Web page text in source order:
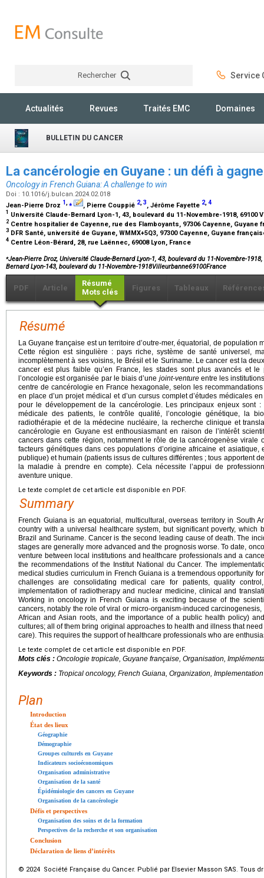
Rechercher Service
Actualités Revues Traités EMC Domaines
BULLETIN DU CANCER
La cancérologie en Guyane : un défi à
Oncology in French Guiana: A challenge to win
Doi : 10.1016/j.bulcan.2024.02.018
Jean-Pierre Droz 1,⁎ , Pierre Couppié 2,3, Jérôme Fayette 2,4
1 Université Claude-Bernard Lyon-1, 43, boulevard du 11-Novembre-1918, 69100
2 Centre hospitalier de Cayenne, rue des Flamboyants, 97306 Cayenne, Guyane
3 DFR Santé, université de Guyane, WMMX+5Q3, 97300 Cayenne, Guyane
4 Centre Léon-Bérard, 28, rue Laënnec, 69008 Lyon, France
⁎Jean-Pierre Droz, Université Claude-Bernard Lyon-1, 43, boulevard du 11-Novembre-
Bernard Lyon-143, boulevard du 11-Novembre-1918Villeurbanne69100France
PDF Article
Résumé
Mots clés
Figures Tableaux
Résumé
La Guyane française est un territoire d’outre-mer, équatorial, de population
Cette région est singulière : pays riche, système de santé universel,
incomplètement à ses voisins, le Brésil et le Suriname. Le cancer est la
cancer est plus faible qu’en France, les stades sont plus avancés et le
l’oncologie est organisée par le biais d’une joint-ventureentre les
centre de cancérologie en France hexagonale, selon les
en place d’un projet médical et d’un cursus complet d’études médicales
pour le développement de la cancérologie. Les principaux enjeux sont
médicale des patients, le contrôle qualité, l’oncologie génétique, la
radiothérapie et de la médecine nucléaire, la recherche clinique et
cancérologie en Guyane est enthousiasmant en raison de l’intérêt
cancers dans cette région, notamment le rôle de la cancérogenèse virale
facteurs génétiques dans ces populations d’origine africaine et asiatique,
publique) et humain (patients issus de cultures différentes ; tous apportent
la maladie à prendre en compte). Cela nécessite l’appui de
aventure unique.
Le texte complet de cet article est disponible en PDF.
Summary
French Guiana is an equatorial, multicultural, overseas territory in South
country with a universal healthcare system, but significant poverty, which
Brazil and Suriname. Cancer is the second leading cause of death. The
stages are generally more advanced and the prognosis worse. To date,
venture between local institutions and healthcare professionals and a
the recommendations of the Institut National du Cancer. The
medical studies curriculum in French Guiana is a tremendous opportunity
challenges are consolidating medical care for patients, quality
implementation of radiotherapy and nuclear medicine, clinical and
Working in oncology in French Guiana is exciting because of the
cancers, notably the role of viral or micro-organism-induced
African and Asian roots, and the importance of a public health policy)
cultures; all of them bring original approaches to health and illness that
care). This requires the support of healthcare professionals who are
Le texte complet de cet article est disponible en PDF.
Mots clés : Oncologie tropicale, Guyane française, Organisation,
Keywords : Tropical oncology, French Guiana, Organization, Implementation
Plan
Introduction
État des lieux
Géographie
Démographie
Groupes culturels en Guyane
Indicateurs socioéconomiques
Organisation administrative
Organisation de la santé
Épidémiologie des cancers en Guyane
Organisation de la cancérologie
Défis et perspectives
Organisation des soins et de la formation
Perspectives de la recherche et son organisation
Conclusion
Déclaration de liens d’intérêts
© 2024 Société Française du Cancer. Publié par Elsevier Masson SAS. Tous